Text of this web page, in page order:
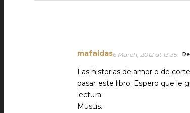
mafaldas6 March, 2012 at 13:35
Las historias de amor o de
pasar este libro. Espero que le
lectura.
Musus.